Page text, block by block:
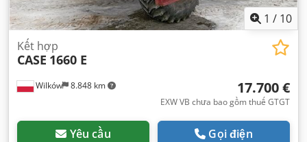
1 / 10
Wilków 8.848 km
Kết hợp
CASE 1660 E
17.700 €
EXW VB chưa bao gồm thuế GTGT
Yêu cầu Gọi điện